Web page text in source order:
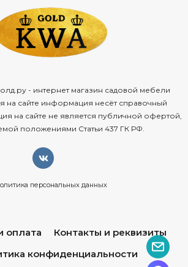
- интернет магазин садовой мебели
на сайте информация несёт справочный
на сайте не является публичной офертой,
положениями Статьи 437 ГК РФ.
персональных данных
оплата
Контакты и реквизиты
конфиденциальности